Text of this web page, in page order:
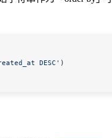
DESC' )